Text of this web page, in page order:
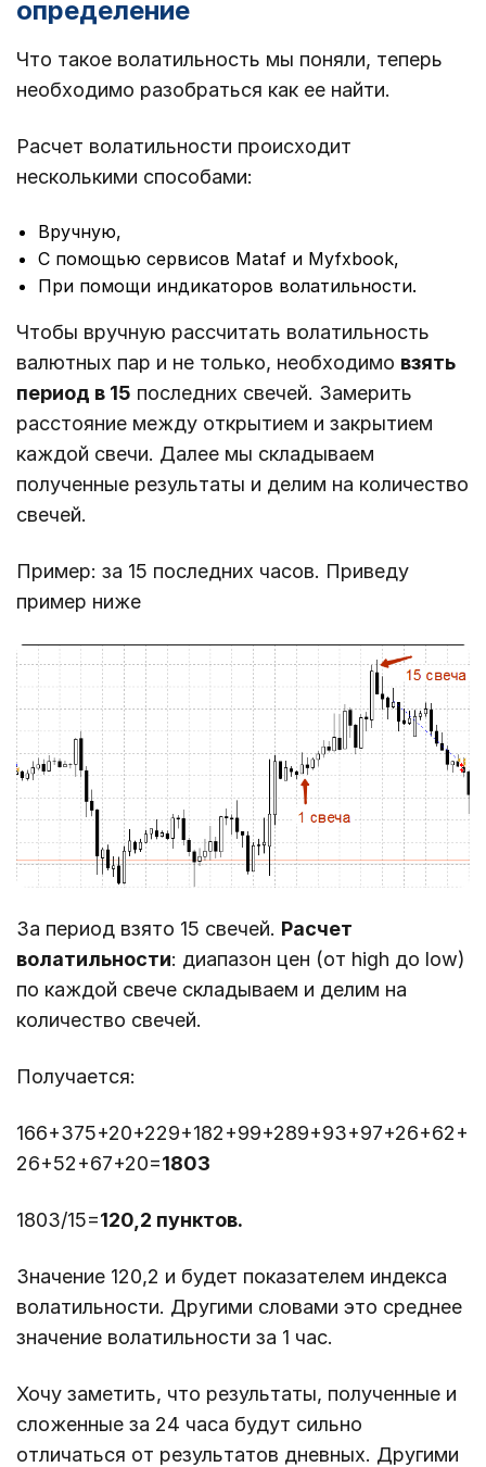
определение
Что такое волатильность мы поняли, теперь
необходимо разобраться как ее найти.
Расчет волатильности происходит
несколькими способами:
Вручную,
С помощью сервисов Mataf и Myfxbook,
При помощи индикаторов волатильности.
Чтобы вручную рассчитать волатильность
валютных пар и не только, необходимо взять
период в 15 последних свечей. Замерить
расстояние между открытием и закрытием
каждой свечи. Далее мы складываем
полученные результаты и делим на количество
свечей.
Пример: за 15 последних часов. Приведу
пример ниже
За период взято 15 свечей. Расчет
волатильности: диапазон цен (от high до low)
по каждой свече складываем и делим на
количество свечей.
Получается:
166+375+20+229+182+99+289+93+97+26+62+
26+52+67+20=1803
1803/15=120,2 пунктов.
Значение 120,2 и будет показателем индекса
волатильности. Другими словами это среднее
значение волатильности за 1 час.
Хочу заметить, что результаты, полученные и
сложенные за 24 часа будут сильно
отличаться от результатов дневных. Другими